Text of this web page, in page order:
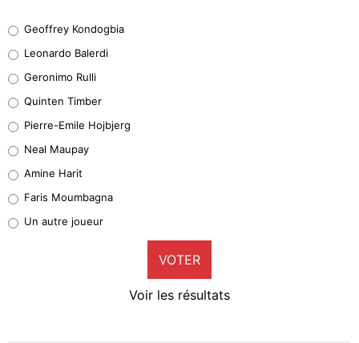
38%
32%
5%
1%
9%
Geoffrey Kondogbia
Leonardo Balerdi
Geronimo Rulli
Quinten Timber
Pierre-Emile Hojbjerg
Neal Maupay
Amine Harit
Faris Moumbagna
Un autre joueur
VOTER
Voir les résultats